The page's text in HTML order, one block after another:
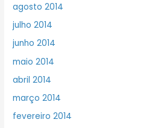
agosto 2014
julho 2014
junho 2014
maio 2014
abril 2014
março 2014
fevereiro 2014